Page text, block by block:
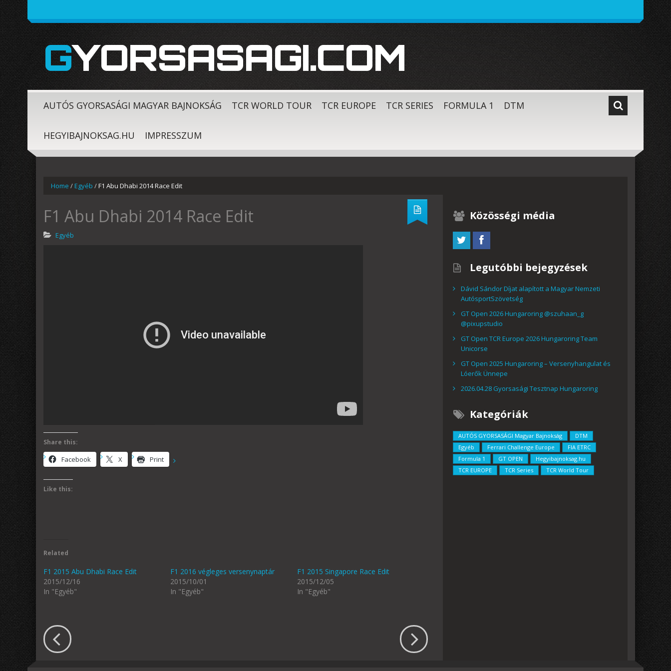
GYORSASAGI.COM
AUTÓS GYORSASÁGI MAGYAR BAJNOKSÁG TCR WORLD TOUR TCR EUROPE TCR SERIES FORMULA 1 DTM
HEGYIBAJNOKSAG.HU IMPRESSZUM
Home /Egyéb /F1 Abu Dhabi 2014 Race Edit
F1 Abu Dhabi 2014 Race Edit
Egyéb
Share this:
Facebook X Print
Like this:
Related
F1 2015 Abu Dhabi Race Edit
2015/12/16
In "Egyéb"
F1 2016 végleges versenynaptár
2015/10/01
In "Egyéb"
F1 2015 Singapore Race Edit
2015/12/05
In "Egyéb"
Közösségi média
Legutóbbi bejegyzések
Dávid Sándor Díjat alapított a Magyar Nemzeti
AutósportSzövetség
GT Open 2026 Hungaroring @szuhaan_g
@pixupstudio
GT Open TCR Europe 2026 Hungaroring Team
Unicorse
GT Open 2025 Hungaroring – Versenyhangulat és
Lóerők Ünnepe
2026.04.28 Gyorsasági Tesztnap Hungaroring
Kategóriák
AUTÓS GYORSASÁGI Magyar Bajnokság
DTM
Egyéb
Ferrari Challenge Europe
FIA ETRC
Formula 1
GT OPEN
Hegyibajnoksag.hu
TCR EUROPE
TCR Series TCR World Tour